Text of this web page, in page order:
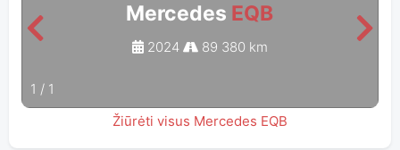
Mercedes EQB
2024 89 380 km
1 / 1
Žiūrėti visus Mercedes EQB